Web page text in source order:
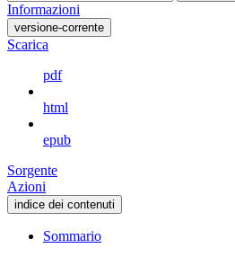
Informazioni
versione-corrente
Scarica
pdf
html
epub
Sorgente
Azioni
indice dei contenuti
Sommario